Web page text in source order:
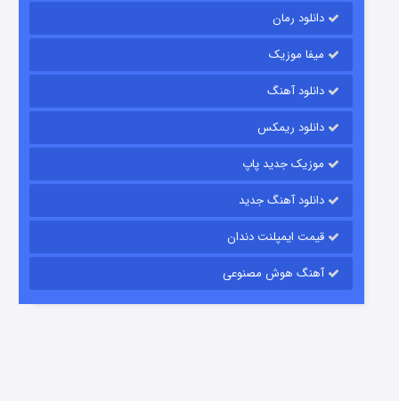
قسمت15 (دوبله) منتشر شد
دانلود رمان
میفا موزیک
دانلود آهنگ
دانلود ریمکس
موزیک جدید پاپ
دانلود آهنگ جدید
قیمت ایمپلنت دندان
آهنگ هوش مصنوعی